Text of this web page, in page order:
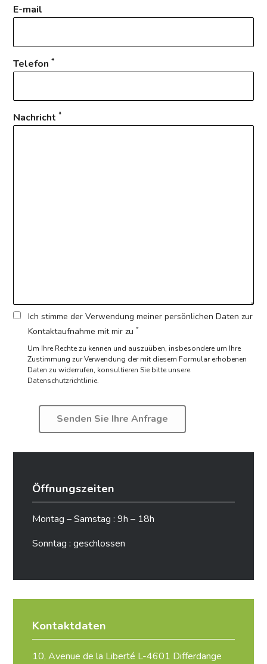
E-mail
Telefon*
Nachricht*
Ich stimme der Verwendung meiner persönlichen Daten zur
Kontaktaufnahme mit mir zu *
Um Ihre Rechte zu kennen und auszuüben, insbesondere um Ihre
Zustimmung zur Verwendung der mit diesem Formular erhobenen
Daten zu widerrufen, konsultieren Sie bitte unsere
Datenschutzrichtlinie.
Öffnungszeiten
Montag – Samstag : 9h – 18h
Sonntag : geschlossen
Kontaktdaten
10, Avenue de la Liberté L-4601 Differdange